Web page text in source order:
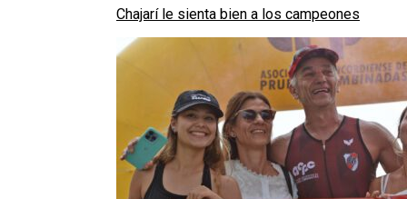
Chajarí le sienta bien a los campeones